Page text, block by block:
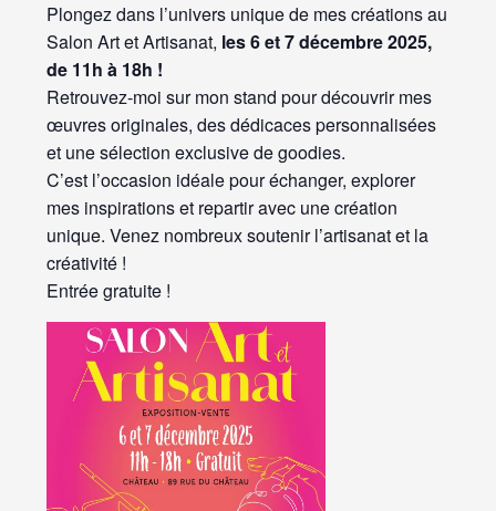
Plongez dans l’univers unique de mes créations au
Salon Art et Artisanat, les 6 et 7 décembre 2025,
de 11h à 18h !
Retrouvez-moi sur mon stand pour découvrir mes
œuvres originales, des dédicaces personnalisées
et une sélection exclusive de goodies.
C’est l’occasion idéale pour échanger, explorer
mes inspirations et repartir avec une création
unique. Venez nombreux soutenir l’artisanat et la
créativité !
Entrée gratuite !